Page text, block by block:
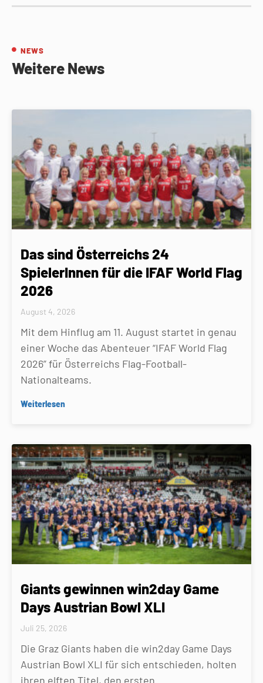
NEWS
Weitere News
Das sind Österreichs 24
SpielerInnen für die IFAF World Flag
2026
August 4, 2026
Mit dem Hinflug am 11. August startet in genau
einer Woche das Abenteuer “IFAF World Flag
2026” für Österreichs Flag-Football-
Nationalteams.
Weiterlesen
Giants gewinnen win2day Game
Days Austrian Bowl XLI
Juli 25, 2026
Die Graz Giants haben die win2day Game Days
Austrian Bowl XLI für sich entschieden, holten
ihren elften Titel, den ersten